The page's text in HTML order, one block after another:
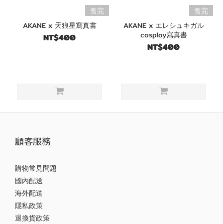
售完
AKANE x 天狼星寫真書
NT$400
售完
AKANE x エレシュキガル
cosplay寫真書
NT$400
顧客服務
購物常見問題
國內配送
海外配送
隱私政策
退換貨政策